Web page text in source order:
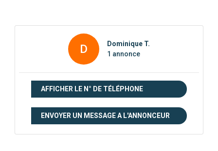
D
Dominique T.
1 annonce
AFFICHER LE N° DE TÉLÉPHONE
ENVOYER UN MESSAGE A L'ANNONCEUR